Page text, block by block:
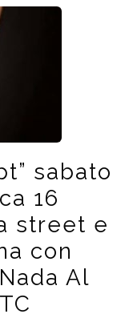
sabato
16
street e
con
Al